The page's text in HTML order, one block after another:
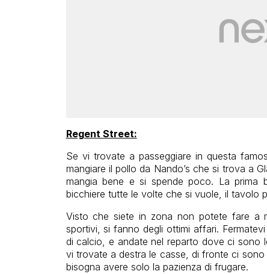
Regent Street:
Se vi trovate a passeggiare in questa
mangiare il pollo da Nando’s che si trova a
mangia bene e si spende poco. La
bicchiere tutte le volte che si vuole, il tavolo
Visto che siete in zona non potete fare a
sportivi, si fanno degli ottimi affari.
di calcio, e andate nel reparto dove ci sono
vi trovate a destra le casse, di fronte ci
bisogna avere solo la pazienza di frugare.